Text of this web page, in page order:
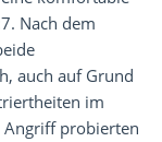
Nach dem
auch auf Grund
im
Angriff probierten